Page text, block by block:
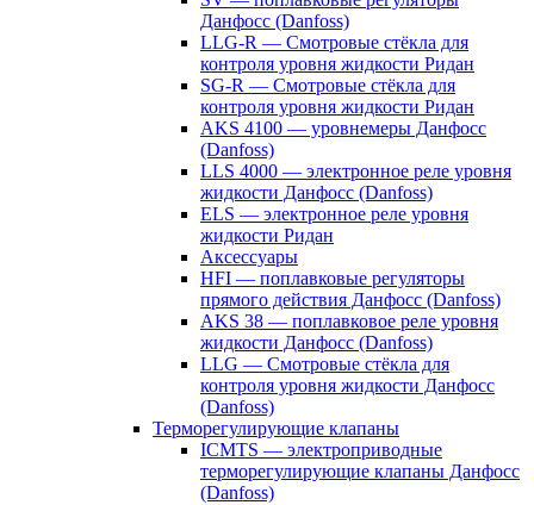
Данфосс (Danfoss)
LLG-R — Смотровые стёкла для
контроля уровня жидкости Ридан
SG-R — Смотровые стёкла для
контроля уровня жидкости Ридан
AKS 4100 — уровнемеры Данфосс
(Danfoss)
LLS 4000 — электронное реле уровня
жидкости Данфосс (Danfoss)
ELS — электронное реле уровня
жидкости Ридан
Аксессуары
HFI — поплавковые регуляторы
прямого действия Данфосс (Danfoss)
AKS 38 — поплавковое реле уровня
жидкости Данфосс (Danfoss)
LLG — Смотровые стёкла для
контроля уровня жидкости Данфосс
(Danfoss)
Терморегулирующие клапаны
ICMTS — электроприводные
терморегулирующие клапаны Данфосс
(Danfoss)